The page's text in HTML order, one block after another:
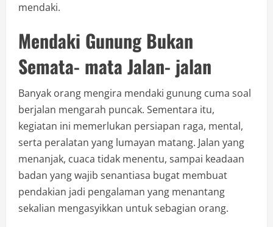
mendaki.
Mendaki Gunung Bukan
Semata- mata Jalan- jalan
Banyak orang mengira mendaki gunung cuma soal
berjalan mengarah puncak. Sementara itu,
kegiatan ini memerlukan persiapan raga, mental,
serta peralatan yang lumayan matang. Jalan yang
menanjak, cuaca tidak menentu, sampai keadaan
badan yang wajib senantiasa bugat membuat
pendakian jadi pengalaman yang menantang
sekalian mengasyikkan untuk sebagian orang.